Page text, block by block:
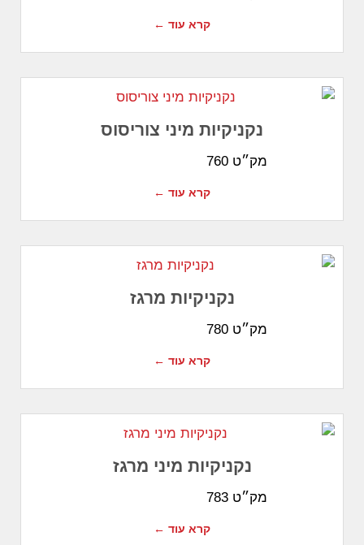
קרא עוד ←
נקניקיות מיני צוריסוס
מק״ט 760
קרא עוד ←
נקניקיות מרגז
מק״ט 780
קרא עוד ←
נקניקיות מיני מרגז
מק״ט 783
קרא עוד ←